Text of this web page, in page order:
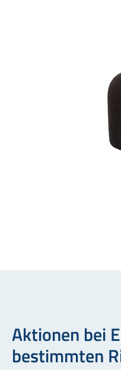
Aktionen bei
bestimmten